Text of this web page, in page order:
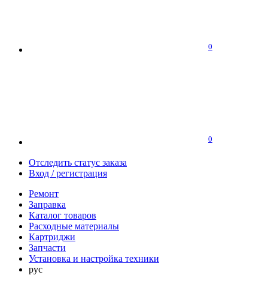
0
0
Отследить статус заказа
Вход / регистрация
Ремонт
Заправка
Каталог товаров
Расходные материалы
Картриджи
Запчасти
Установка и настройка техники
рус